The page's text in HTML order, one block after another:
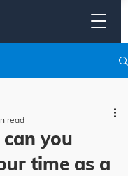
you
time as a
read